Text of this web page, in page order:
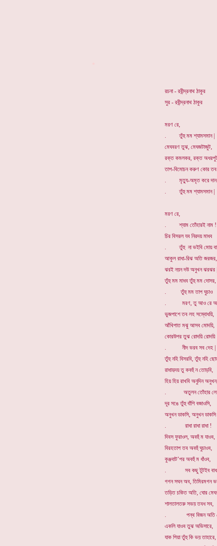
রচনা - রবীন্দ্রনাথ ঠাকুর
সুর - রবীন্দ্রনাথ ঠাকুর
মরণ রে,
. তুঁহু মম শ্যামসমান |
মেঘবরণ তুঝ, মেঘজটাজুট,
রক্ত কমলকর, রক্ত
তাপ-বিমোচন করুণ কোর তব
. মৃত্যু-অমৃত করে দান
. তুঁহু মম শ্যামসমান |
মরণ রে,
. শ্যাম তোঁহারই নাম !
চির বিসরল যব নিরদয় মাধব
. তুঁহু না ভইবি মোয়
আকুল রাধা-রিঝ অতি জরজর,
ঝরই নয়ন দউ অনুখন ঝরঝর |
তুঁহু মম মাধব তুঁহু মম দোসর,
. তুঁহু মম তাপ ঘুচাও
. মরণ, তু আও রে
ভুজপাশে তব লহ সম্বোধয়ি,
আঁখিপাত মঝু আসব মোদয়ি,
কোরউপর তুঝ রোদয়ি রোদয়ি
. নীদ ভরব সব দেহ |
তুঁহু নহি বিসরবি, তুঁহু নহি
রাধাহৃদয় তু কবহুঁ ন তোড়বি,
হিয় হিয় রাখবি অনুদিন
. অতুলন তোঁহার
দূর সঙে তুঁহু বাঁশি বজাওসি,
অনুখন ডাকসি, অনুখন ডাকসি
. রাধা রাধা রাধা !
দিবস ফুরাওল, অবহুঁ ম যাওব,
বিরহতাপ তব অবহুঁ ঘুচাওব,
কুঞ্জবাট’পর অবহুঁ ম ধাঁওব,
. সব কছু টুটইব
গগন সঘন অব, তিমিরমগন
তড়িত চকিত অতি, ঘোর
শালতালতরু সভয় তবধ সব,
. পন্থ বিজন অতি
একলি যাওব তুঝ অভিসারে,
যাক পিয়া তুঁহু কি ভয় তাহারে,